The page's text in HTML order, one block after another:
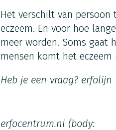
Het verschilt van
eczeem. En voor hoe
meer worden. Soms gaat
mensen komt het
Heb je een vraag? erfolijn
erfocentrum.nl (body: